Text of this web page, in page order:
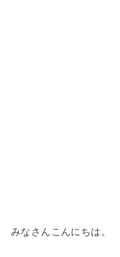
みなさんこんにちは。